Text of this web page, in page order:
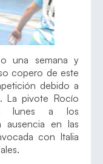
una semana y
copero de este
debido a
La pivote Rocío
lunes a los
ausencia en las
con Italia